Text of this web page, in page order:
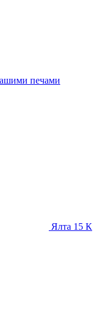
печами
Ялта 15 К